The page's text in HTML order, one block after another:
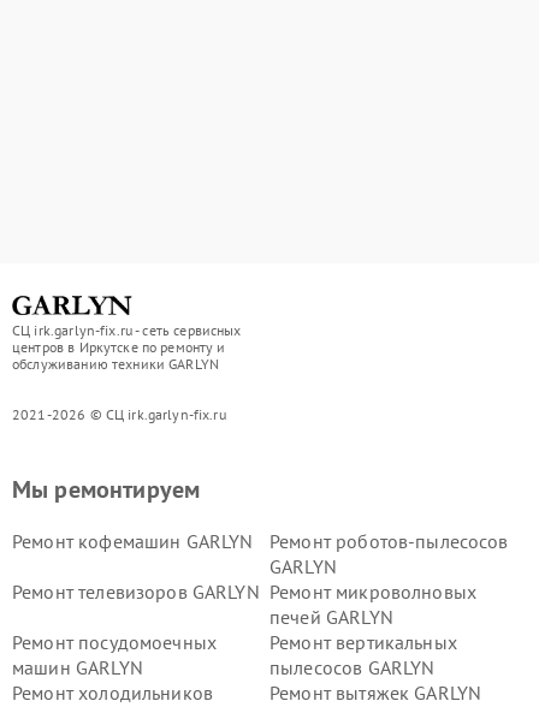
СЦ irk.garlyn-fix.ru - сеть сервисных
центров в Иркутске по ремонту и
обслуживанию техники GARLYN
2021-2026 © СЦ irk.garlyn-fix.ru
Мы ремонтируем
Ремонт кофемашин GARLYN
Ремонт роботов-пылесосов
GARLYN
Ремонт телевизоров GARLYN Ремонт микроволновых
печей GARLYN
Ремонт посудомоечных
машин GARLYN
Ремонт вертикальных
пылесосов GARLYN
Ремонт холодильников
Ремонт вытяжек GARLYN